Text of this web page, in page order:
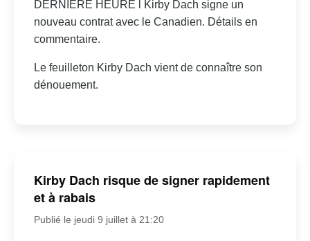
DERNIÈRE HEURE l Kirby Dach signe un
nouveau contrat avec le Canadien. Détails en
commentaire.
Le feuilleton Kirby Dach vient de connaître son
dénouement.
Kirby Dach risque de signer rapidement
et à rabais
Publié le jeudi 9 juillet à 21:20